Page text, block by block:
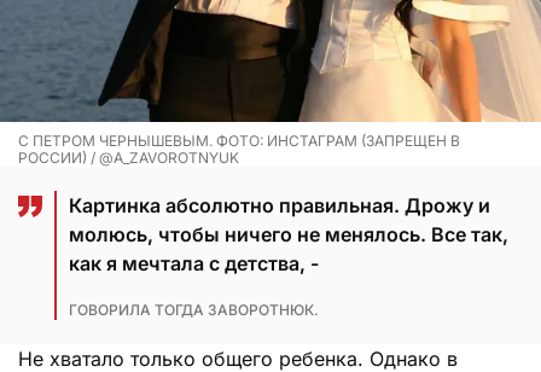
С ПЕТРОМ ЧЕРНЫШЕВЫМ. ФОТО: ИНСТАГРАМ (ЗАПРЕЩЕН В
РОССИИ) / @A_ZAVOROTNYUK
Картинка абсолютно правильная. Дрожу и
молюсь, чтобы ничего не менялось. Все так,
как я мечтала с детства, -
ГОВОРИЛА ТОГДА ЗАВОРОТНЮК.
Не хватало только общего ребенка. Однако в